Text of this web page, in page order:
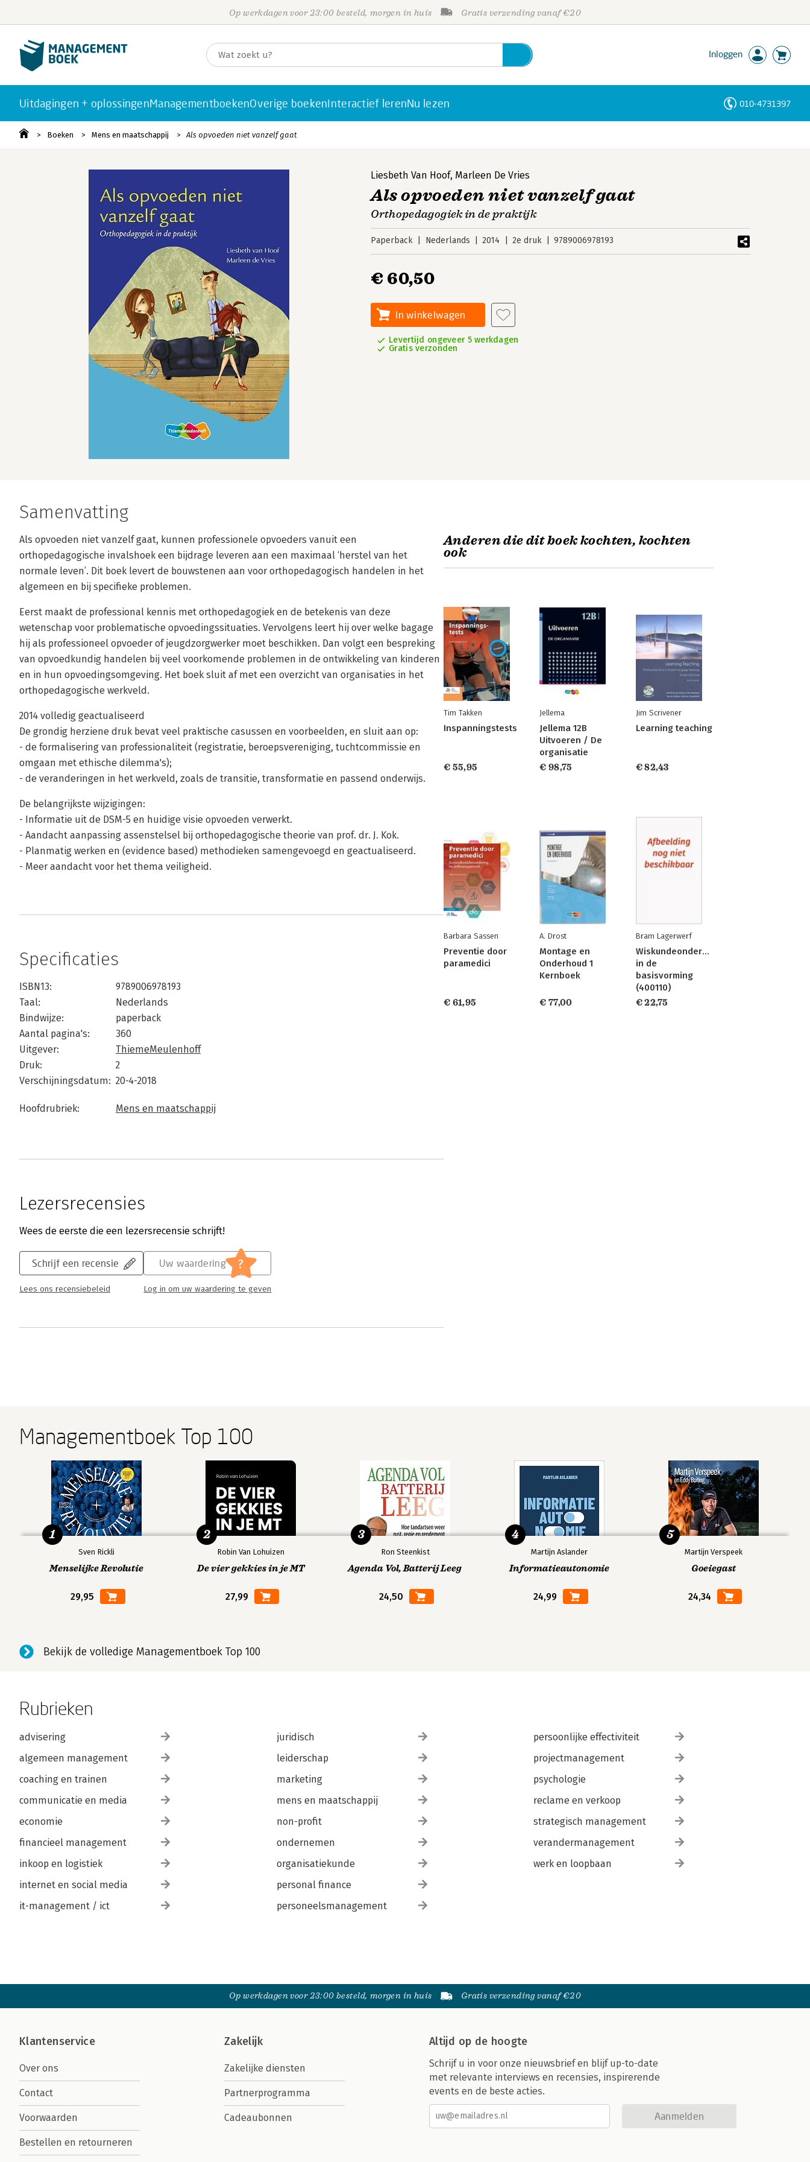
Op werkdagen voor 23:00 besteld, morgen in huis Gratis verzending vanaf €20
Inloggen
Uitdagingen + oplossingenManagementboekenOverige boekenInteractief lerenNu lezen 010-4731397
Boeken Mens en maatschappij Als opvoeden niet vanzelf gaat
Liesbeth Van Hoof, Marleen De Vries
Als opvoeden niet vanzelf gaat
Orthopedagogiek in de praktijk
Paperback Nederlands 2014 2e druk 9789006978193
€ 60,50
In winkelwagen
Levertijd ongeveer 5 werkdagen
Gratis verzonden
Samenvatting
Als opvoeden niet vanzelf gaat, kunnen professionele opvoeders vanuit een
orthopedagogische invalshoek een bijdrage leveren aan een maximaal ‘herstel van het
normale leven’. Dit boek levert de bouwstenen aan voor orthopedagogisch handelen in het
algemeen en bij specifieke problemen.
Eerst maakt de professional kennis met orthopedagogiek en de betekenis van deze
wetenschap voor problematische opvoedingssituaties. Vervolgens leert hij over welke bagage
hij als professioneel opvoeder of jeugdzorgwerker moet beschikken. Dan volgt een bespreking
van opvoedkundig handelen bij veel voorkomende problemen in de ontwikkeling van kinderen
en in hun opvoedingsomgeving. Het boek sluit af met een overzicht van organisaties in het
orthopedagogische werkveld.
2014 volledig geactualiseerd
De grondig herziene druk bevat veel praktische casussen en voorbeelden, en sluit aan op:
- de formalisering van professionaliteit (registratie, beroepsvereniging, tuchtcommissie en
omgaan met ethische dilemma's);
- de veranderingen in het werkveld, zoals de transitie, transformatie en passend onderwijs.
De belangrijkste wijzigingen:
- Informatie uit de DSM-5 en huidige visie opvoeden verwerkt.
- Aandacht aanpassing assenstelsel bij orthopedagogische theorie van prof. dr. J. Kok.
- Planmatig werken en (evidence based) methodieken samengevoegd en geactualiseerd.
- Meer aandacht voor het thema veiligheid.
Specificaties
ISBN13:
9789006978193
Taal:
Nederlands
Bindwijze:
paperback
Aantal pagina's:
360
Uitgever:
ThiemeMeulenhoff
Druk:
2
Verschijningsdatum: 20-4-2018
Hoofdrubriek: Mens en maatschappij
Lezersrecensies
Wees de eerste die een lezersrecensie schrijft!
Schrijf een recensie
Lees ons recensiebeleid
Uw waardering ?
Log in om uw waardering te geven
Anderen die dit boek kochten, kochten
ook
Tim Takken
Inspanningstests
€ 55,95
Jellema
Jellema 12B
Uitvoeren / De
organisatie
€ 98,75
Jim Scrivener
Learning teaching
€ 82,43
Barbara Sassen
Preventie door
paramedici
€ 61,95
A. Drost
Montage en
Onderhoud 1
Kernboek
€ 77,00
Bram Lagerwerf
Wiskundeonderwijs
in de
basisvorming
(400110)
€ 22,75
Managementboek Top 100
Sven Rickli
Menselijke Revolutie
29,95
1
Robin Van Lohuizen
De vier gekkies in je MT
27,99
2
Ron Steenkist
Agenda Vol, Batterij Leeg
24,50
3
Martijn Aslander
Informatieautonomie
24,99
4
Martijn Verspeek
Goeiegast
24,34
5
Bekijk de volledige Managementboek Top 100
Rubrieken
advisering
algemeen management
coaching en trainen
communicatie en media
economie
financieel management
inkoop en logistiek
internet en social media
it-management / ict
juridisch
leiderschap
marketing
mens en maatschappij
non-profit
ondernemen
organisatiekunde
personal finance
personeelsmanagement
persoonlijke effectiviteit
projectmanagement
psychologie
reclame en verkoop
strategisch management
verandermanagement
werk en loopbaan
Op werkdagen voor 23:00 besteld, morgen in huis Gratis verzending vanaf €20
Klantenservice
Over ons
Contact
Voorwaarden
Bestellen en retourneren
Zakelijk
Zakelijke diensten
Partnerprogramma
Cadeaubonnen
Altijd op de hoogte
Schrijf u in voor onze nieuwsbrief en blijf up-to-date
met relevante interviews en recensies, inspirerende
events en de beste acties.
Aanmelden
Personen